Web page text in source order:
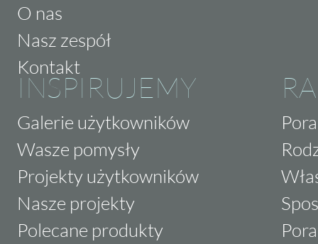
O nas
Nasz zespół
Kontakt
INSPIRUJEMY
Galerie użytkowników
Wasze pomysły
Projekty użytkowników
Nasze projekty
Polecane produkty